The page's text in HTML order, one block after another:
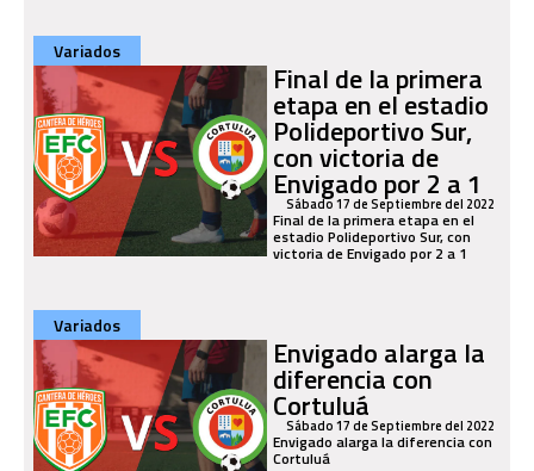
Variados
Final de la primera
etapa en el estadio
Polideportivo Sur,
con victoria de
Envigado por 2 a 1
Sábado 17 de Septiembre del 2022
Final de la primera etapa en el
estadio Polideportivo Sur, con
victoria de Envigado por 2 a 1
Variados
Envigado alarga la
diferencia con
Cortuluá
Sábado 17 de Septiembre del 2022
Envigado alarga la diferencia con
Cortuluá